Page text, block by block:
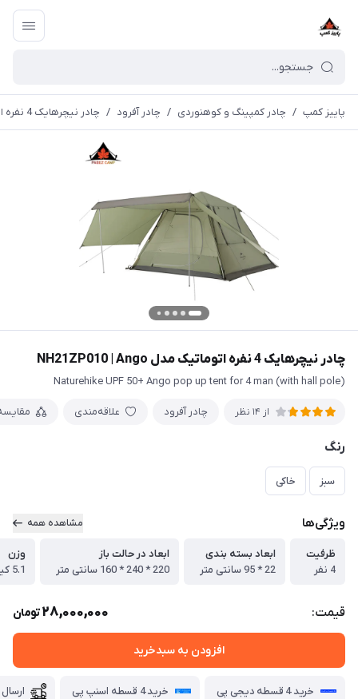
پاییز کمپ / چادر کمپینگ و کوهنوردی / چادر آفرود / چادر نیچرهایک 4 نفره اتوماتیک مدل NH21ZP010 | Ango
چادر نیچرهایک 4 نفره اتوماتیک مدل NH21ZP010 | Ango
Naturehike UPF 50+ Ango pop up tent for 4 man (with hall pole)
از 14 نظر چادر آفرود علاقه‌مندی
رنگ
سبز خاکی
ویژگی‌ها مشاهده همه
ظرفیت
4 نفر
ابعاد بسته بندی
22 * 95 سانتی متر
ابعاد در حالت باز
220 * 240 * 160 سانتی متر
وزن
5.1 کیلو گرم
قیمت: 28,000,000تومان
افزودن به سبدخرید
خرید 4 قسطه دیجی پی خرید 4 قسطه اسنپ پی